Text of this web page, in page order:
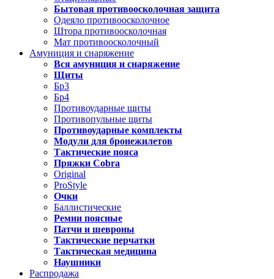
Бытовая противоосколочная защита
Одеяло противоосколочное
Штора противоосколочная
Мат противоосколочный
Амуниция и снаряжение
Вся амуниция и снаряжение
Щиты
Бр3
Бр4
Противоударные щиты
Противопульные щиты
Противоударные комплекты
Модули для бронежилетов
Тактические пояса
Пряжки Cobra
Original
ProStyle
Очки
Баллистические
Ремни поясные
Патчи и шевроны
Тактические перчатки
Тактическая медицина
Наушники
Распродажа